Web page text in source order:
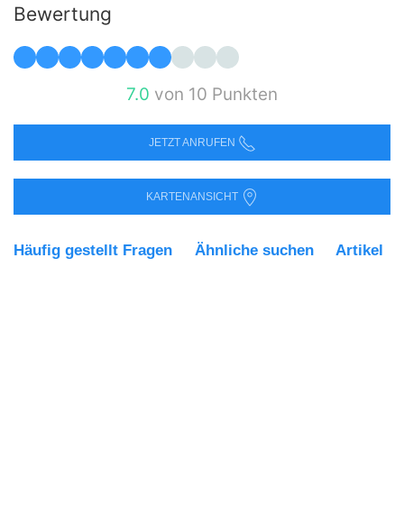
Bewertung
7.0 von 10 Punkten
JETZT ANRUFEN
KARTENANSICHT
Häufig gestellt Fragen Ähnliche suchen Artikel